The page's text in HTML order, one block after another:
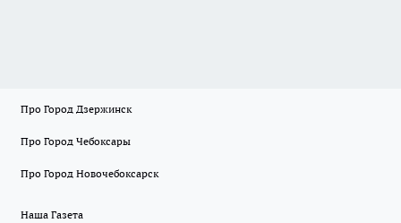
Про Город Дзержинск
Про Город Чебоксары
Про Город Новочебоксарск
Наша Газета